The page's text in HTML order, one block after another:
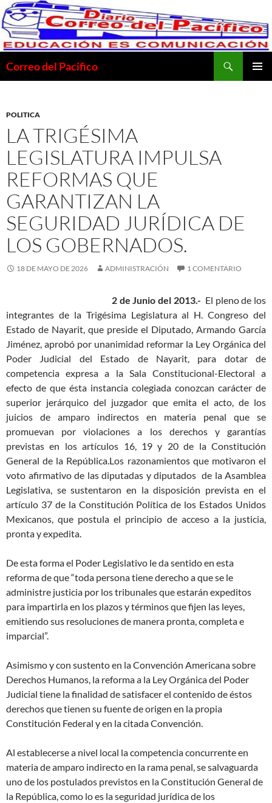
Saltar
al
contenido
Correo del Pacifico
POLITICA
LA TRIGÉSIMA
LEGISLATURA IMPULSA
REFORMAS QUE
GARANTIZAN LA
SEGURIDAD JURÍDICA DE
LOS GOBERNADOS.
18 DE MAYO DE 2026 ADMINISTRACIÓN 1 COMENTARIO
2 de Junio del 2013.- El pleno de los
integrantes de la Trigésima Legislatura al H. Congreso del
Estado de Nayarit, que preside el Diputado, Armando García
Jiménez, aprobó por unanimidad reformar la Ley Orgánica del
Poder Judicial del Estado de Nayarit, para dotar de
competencia expresa a la Sala Constitucional-Electoral a
efecto de que ésta instancia colegiada conozcan carácter de
superior jerárquico del juzgador que emita el acto, de los
juicios de amparo indirectos en materia penal que se
promuevan por violaciones a los derechos y garantías
previstas en los artículos 16, 19 y 20 de la Constitución
General de la República.Los razonamientos que motivaron el
voto afirmativo de las diputadas y diputados de la Asamblea
Legislativa, se sustentaron en la disposición prevista en el
artículo 37 de la Constitución Política de los Estados Unidos
Mexicanos, que postula el principio de acceso a la justicia,
pronta y expedita.
De esta forma el Poder Legislativo le da sentido en esta
reforma de que “toda persona tiene derecho a que se le
administre justicia por los tribunales que estarán expeditos
para impartirla en los plazos y términos que fijen las leyes,
emitiendo sus resoluciones de manera pronta, completa e
imparcial”.
Asimismo y con sustento en la Convención Americana sobre
Derechos Humanos, la reforma a la Ley Orgánica del Poder
Judicial tiene la finalidad de satisfacer el contenido de éstos
derechos que tienen su fuente de origen en la propia
Constitución Federal y en la citada Convención.
Al establecerse a nivel local la competencia concurrente en
materia de amparo indirecto en la rama penal, se salvaguarda
uno de los postulados previstos en la Constitución General de
la República, como lo es la seguridad jurídica de los